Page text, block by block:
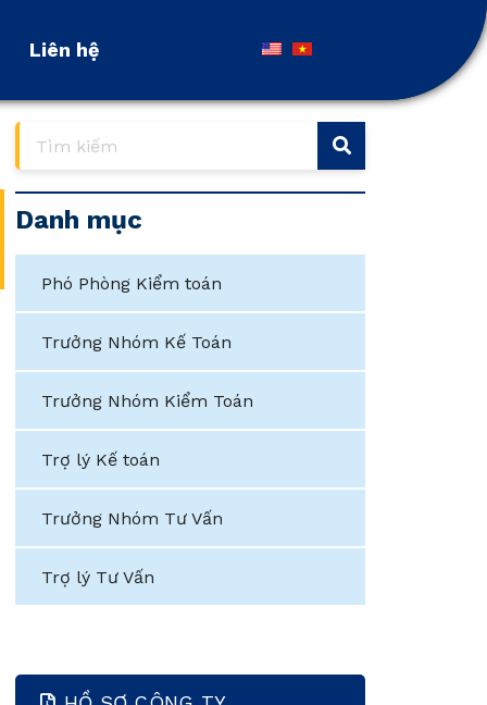
Liên hệ
Liên hệ
Danh mục
Phó Phòng Kiểm toán
Trưởng Nhóm Kế Toán
Trưởng Nhóm Kiểm Toán
Trợ lý Kế toán
Trưởng Nhóm Tư Vấn
Trợ lý Tư Vấn